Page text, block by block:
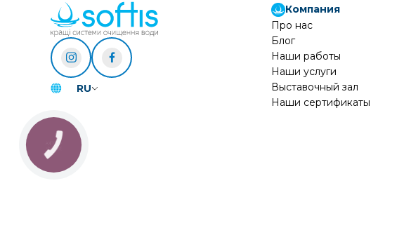
RU
Компания
Про нас
Блог
Наши работы
Наши услуги
Выставочный зал
Наши сертификаты
КНОПКА
ЗВ'ЯЗКУ